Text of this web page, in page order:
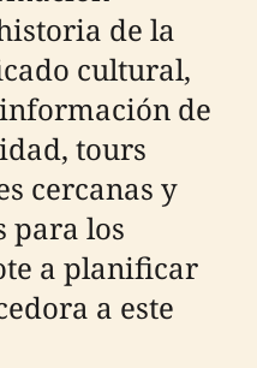
de la
cultural,
de
tours
cercanas y
para los
a planificar
a este